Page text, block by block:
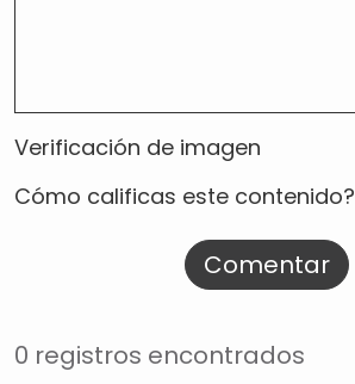
Verificación de imagen
Cómo calificas este contenido?
Comentar
0 registros encontrados